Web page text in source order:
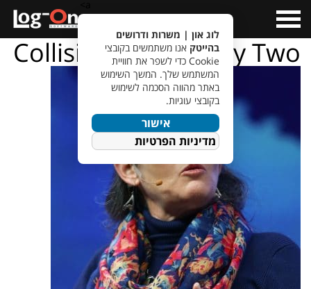
Menu
Collision 2019 – Day Two
לוג און | משרות ודרושים
בהייטק אנו משתמשים בקובצי
Cookie כדי לשפר את חוויית
המשתמש שלך. המשך השימוש
באתר מהווה הסכמה לשימוש
בקובצי עוגיות.
אישור
מדיניות הפרטיות